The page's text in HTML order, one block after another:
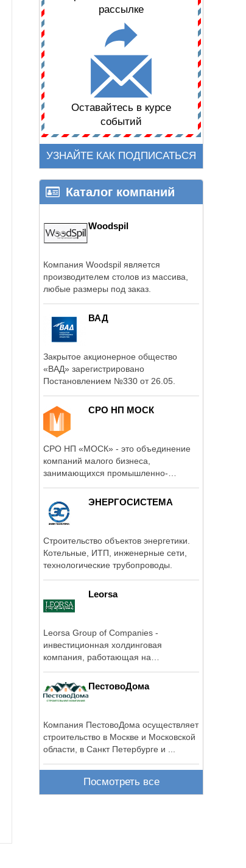
рассылке
Оставайтесь в курсе
событий
УЗНАЙТЕ КАК ПОДПИСАТЬСЯ
Каталог компаний
Woodspil
Компания Woodspil является
производителем столов из массива,
любые размеры под заказ.
ВАД
Закрытое акционерное общество
«ВАД» зарегистрировано
Постановлением №330 от 26.05.
СРО НП МОСК
СРО НП «МОСК» - это объединение
компаний малого бизнеса,
занимающихся промышленно-
ЭНЕРГОСИСТЕМА
Строительство объектов энергетики.
Котельные, ИТП, инженерные сети,
технологические трубопроводы.
Leorsa
Leorsa Group of Companies -
инвестиционная холдинговая
компания, работающая на
ПестовоДома
Компания ПестовоДома осуществляет
строительство в Москве и Московской
области, в Санкт Петербурге и ...
Посмотреть все